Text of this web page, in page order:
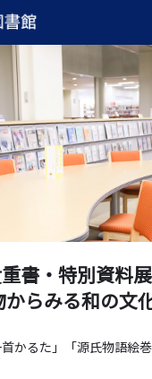
重書・特別資料
らみる和の文
かるた」「源氏物語絵